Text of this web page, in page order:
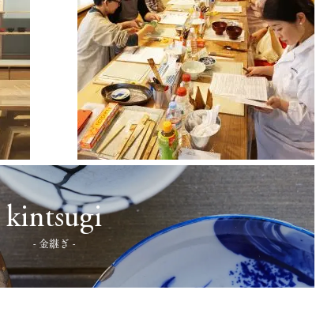
kintsugi
- 金継ぎ -